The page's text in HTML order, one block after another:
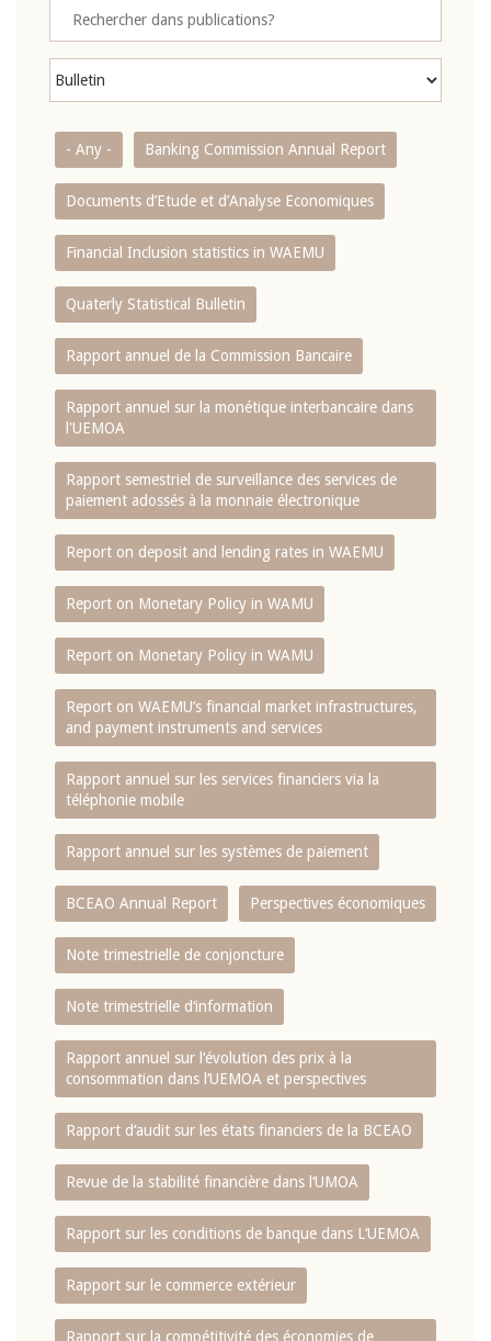
- Any - Banking Commission Annual Report
Documents d’Etude et d’Analyse Economiques
Financial Inclusion statistics in WAEMU
Quaterly Statistical Bulletin
Rapport annuel de la Commission Bancaire
Rapport annuel sur la monétique interbancaire dans
l'UEMOA
Rapport semestriel de surveillance des services de
paiement adossés à la monnaie électronique
Report on deposit and lending rates in WAEMU
Report on Monetary Policy in WAMU
Report on Monetary Policy in WAMU
Report on WAEMU’s financial market infrastructures,
and payment instruments and services
Rapport annuel sur les services financiers via la
téléphonie mobile
Rapport annuel sur les systèmes de paiement
BCEAO Annual Report Perspectives économiques
Note trimestrielle de conjoncture
Note trimestrielle d‘information
Rapport annuel sur l‘évolution des prix à la
consommation dans l‘UEMOA et perspectives
Rapport d‘audit sur les états financiers de la BCEAO
Revue de la stabilité financière dans l‘UMOA
Rapport sur les conditions de banque dans L‘UEMOA
Rapport sur le commerce extérieur
Rapport sur la compétitivité des économies de